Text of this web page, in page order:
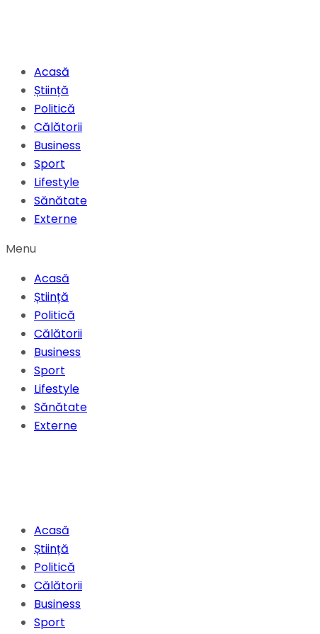
Acasă
Știință
Politică
Călătorii
Business
Sport
Lifestyle
Sănătate
Externe
Menu
Acasă
Știință
Politică
Călătorii
Business
Sport
Lifestyle
Sănătate
Externe
Acasă
Știință
Politică
Călătorii
Business
Sport